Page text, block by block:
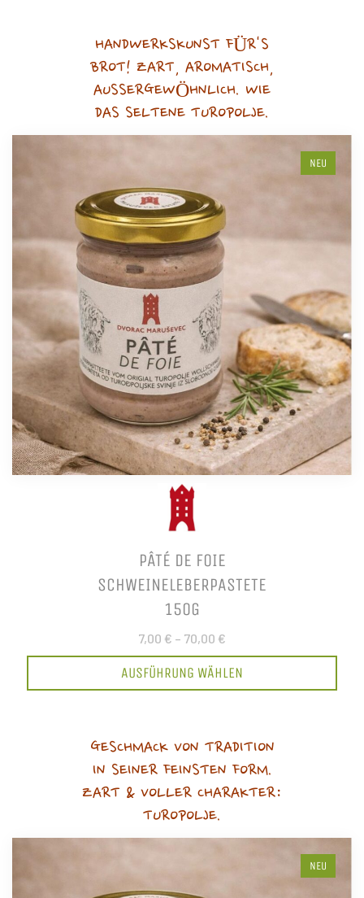
HANDWERKSKUNST FÜR'S
BROT! ZART, AROMATISCH,
AUSSERGEWÖHNLICH. WIE
DAS SELTENE TUROPOLJE.
NEU
PÂTÉ DE FOIE
SCHWEINELEBERPASTETE
150G
7,00 € – 70,00 €
AUSFÜHRUNG WÄHLEN
GESCHMACK VON TRADITION
IN SEINER FEINSTEN FORM.
ZART & VOLLER CHARAKTER:
TUROPOLJE.
NEU